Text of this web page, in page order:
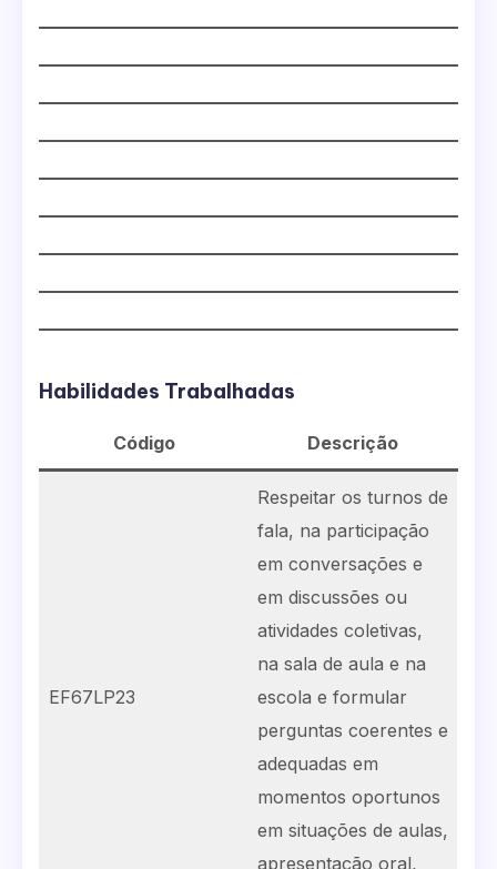
Habilidades Trabalhadas
Código Descrição
EF67LP23
Respeitar os turnos de
fala, na participação
em conversações e
em discussões ou
atividades coletivas,
na sala de aula e na
escola e formular
perguntas coerentes e
adequadas em
momentos oportunos
em situações de aulas,
apresentação oral,